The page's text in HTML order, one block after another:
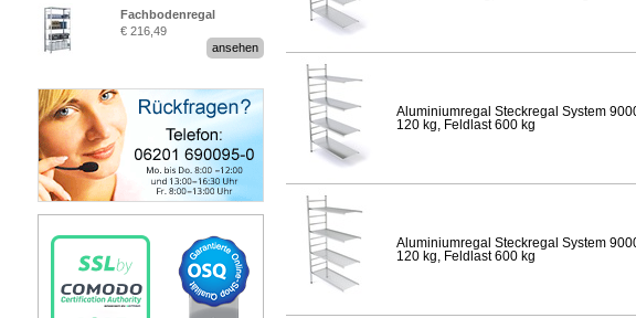
Fachbodenregal
Stecksystem MultiPlus
€ 216,49
ansehen
Aluminiumregal Steckregal System
120 kg, Feldlast 600 kg
Aluminiumregal Steckregal System
120 kg, Feldlast 600 kg